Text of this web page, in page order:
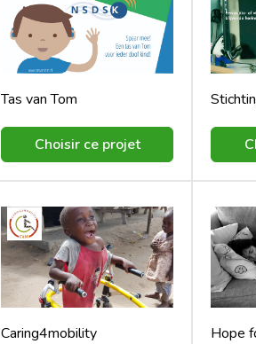
Tas van Tom
Choisir ce projet
Caring4mobility Hope